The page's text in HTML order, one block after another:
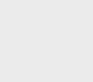
fringale.
sans sacrifier